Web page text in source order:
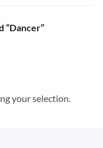
“Dancer”
your selection.